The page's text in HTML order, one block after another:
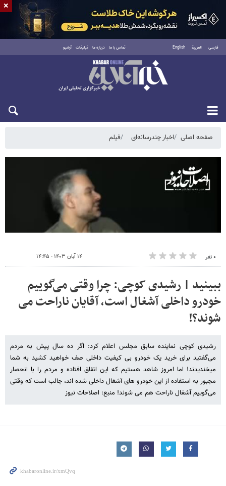
فارسی العربية English تماس با ما درباره ما تبلیغات آرشیو
دوشنبه ۱۹ مرداد ۱۴۰۵
صفحه اصلی اخبار چندرسانه‌ای فیلم
۰ نفر ۱۴ آبان ۱۴۰۳ - ۱۴:۴۵
ببینید | رشیدی کوچی: چرا وقتی می‌گوییم
خودرو داخلی آشغال است، آقایان ناراحت می
شوند؟!
رشیدی کوچی نماینده سابق مجلس اعلام کرد: اگر ده سال پیش به مردم
می‌گفتید برای خرید یک خودرو بی کیفیت داخلی صف خواهید کشید به شما
میخندیدند! اما امروز شاهد هستیم که این اتفاق افتاده و مردم را با انحصار
مجبور به استفاده از این خودرو های آشغال داخلی شده اند، جالب است که وقتی
می‌گوییم آشغال ناراحت هم می شوند! منبع: اصلاحات نیوز
×